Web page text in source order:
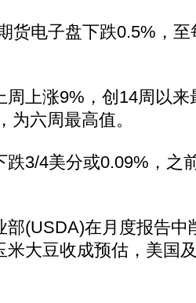
电子盘下跌0.5%，至
上涨9%，创14周以来
为六周最高值。
3/4美分或0.09%，之
(USDA)在月度报告中
米大豆收成预估，美国